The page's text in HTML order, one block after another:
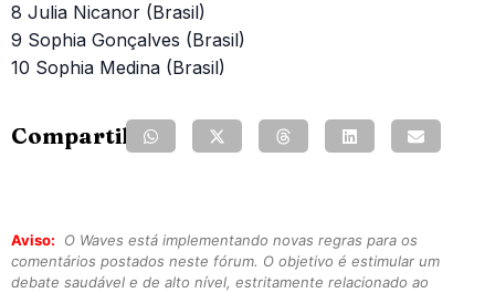
8 Julia Nicanor (Brasil)
9 Sophia Gonçalves (Brasil)
10 Sophia Medina (Brasil)
Compartilhe:
Aviso:
O Waves está implementando novas regras para os
comentários postados neste fórum. O objetivo é estimular um
debate saudável e de alto nível, estritamente relacionado ao